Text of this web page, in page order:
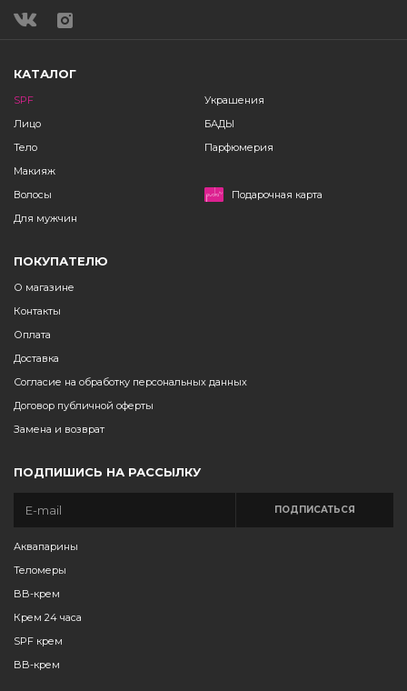
КАТАЛОГ
SPF
Лицо
Тело
Макияж
Волосы
Для мужчин
Украшения
БАДЫ
Парфюмерия
Подарочная карта
ПОКУПАТЕЛЮ
О магазине
Контакты
Оплата
Доставка
Согласие на обработку персональных данных
Договор публичной оферты
Замена и возврат
ПОДПИШИСЬ НА РАССЫЛКУ
ПОДПИСАТЬСЯ
Аквапарины
Теломеры
BB-крем
Крем 24 часа
SPF крем
BB-крем